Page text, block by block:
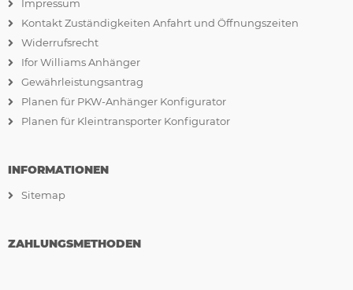
Impressum
Kontakt Zuständigkeiten Anfahrt und Öffnungszeiten
Widerrufsrecht
Ifor Williams Anhänger
Gewährleistungsantrag
Planen für PKW-Anhänger Konfigurator
Planen für Kleintransporter Konfigurator
INFORMATIONEN
Sitemap
ZAHLUNGSMETHODEN